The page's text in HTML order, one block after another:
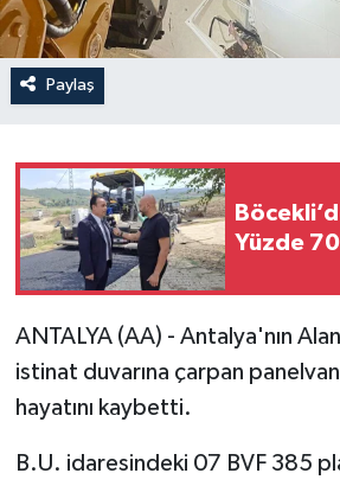
Paylaş
Yüzde
ANTALYA (AA) - Antalya'nın
istinat duvarına çarpan
hayatını kaybetti.
B.U. idaresindeki 07 BVF 385